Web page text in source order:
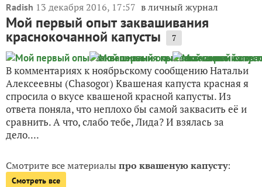
Radish 13 декабря 2016, 17:57 в личный журнал
Мой первый опыт заквашивания
краснокочанной капусты 7
В комментариях к ноябрьскому сообщению Натальи
Алексеевны (Chasogor) Квашеная капуста красная я
спросила о вкусе квашеной красной капусты. Из
ответа поняла, что неплохо бы самой заквасить её и
сравнить. А что, слабо тебе, Лида? И взялась за
дело....
Смотрите все материалыпро квашеную капусту:
Смотреть все